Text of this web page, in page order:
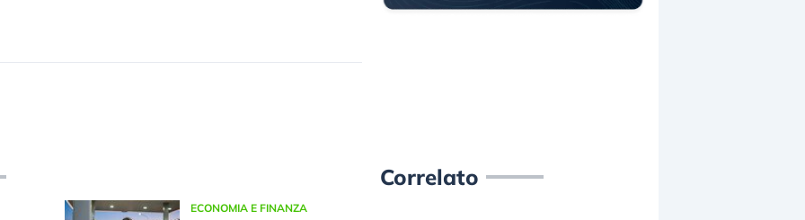
ECONOMIA E FINANZA
Correlato